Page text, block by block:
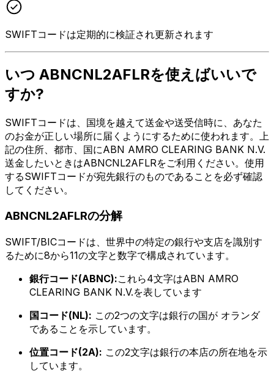
SWIFTコードは定期的に検証され更新されます
いつ ABNCNL2AFLRを使えばいいで
すか?
SWIFTコードは、国境を越えて送金や送受信時に、あなた
のお金が正しい場所に届くようにするために使われます。上
記の住所、都市、国にABN AMRO CLEARING BANK N.V.
送金したいときはABNCNL2AFLRをご利用ください。使用
するSWIFTコードが宛先銀行のものであることを必ず確認
してください。
ABNCNL2AFLRの分解
SWIFT/BICコードは、世界中の特定の銀行や支店を識別す
るために8から11の文字と数字で構成されています。
銀行コード(ABNC):これら4文字はABN AMRO
CLEARING BANK N.V.を表しています
国コード(NL): この2つの文字は銀行の国が オランダ
であることを示しています。
位置コード(2A): この2文字は銀行の本店の所在地を示
しています。